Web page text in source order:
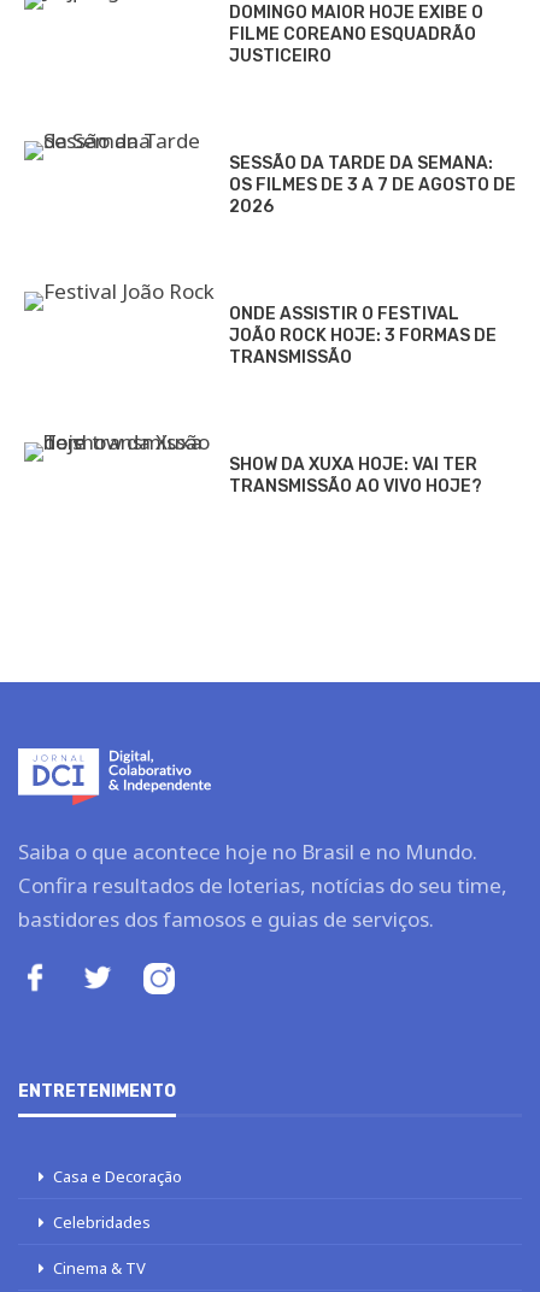
DOMINGO MAIOR HOJE EXIBE O
FILME COREANO ESQUADRÃO
JUSTICEIRO
SESSÃO DA TARDE DA SEMANA:
OS FILMES DE 3 A 7 DE AGOSTO DE
2026
ONDE ASSISTIR O FESTIVAL
JOÃO ROCK HOJE: 3 FORMAS DE
TRANSMISSÃO
SHOW DA XUXA HOJE: VAI TER
TRANSMISSÃO AO VIVO HOJE?
Saiba o que acontece hoje no Brasil e no Mundo.
Confira resultados de loterias, notícias do seu time,
bastidores dos famosos e guias de serviços.
ENTRETENIMENTO
Casa e Decoração
Celebridades
Cinema & TV